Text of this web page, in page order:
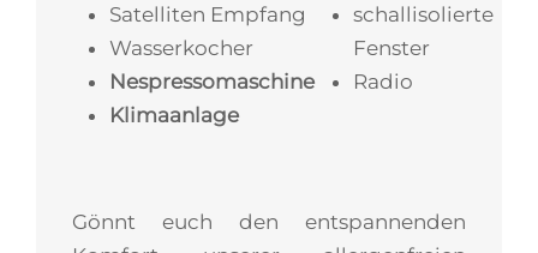
Satelliten Empfang
Wasserkocher
Nespressomaschine
Klimaanlage
schallisolierte
Fenster
Radio
Gönnt euch den entspannenden